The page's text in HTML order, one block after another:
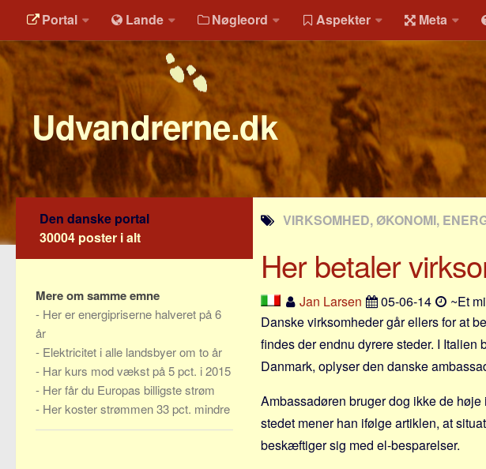
Portal Lande Nøgleord Aspekter Meta
Udvandrerne.dk
VIRKSOMHED, ØKONOMI,
Her betaler
Jan Larsen 05-06-14
~Et
Danske virksomheder går ellers for at
findes der endnu dyrere steder. I
Danmark, oplyser den danske
Ambassadøren bruger dog ikke de
stedet mener han ifølge artiklen, at
beskæftiger sig med el-besparelser.
Den danske portal
30004 poster i alt
Mere om samme emne
- Her er energipriserne halveret på 6
år
- Elektricitet i alle landsbyer om to år
- Har kurs mod vækst på 5 pct. i 2015
- Her får du Europas billigste strøm
- Her koster strømmen 33 pct. mindre